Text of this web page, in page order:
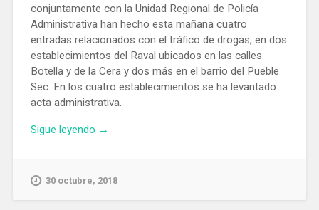
conjuntamente con la Unidad Regional de Policía
Administrativa han hecho esta mañana cuatro
entradas relacionados con el tráfico de drogas, en dos
establecimientos del Raval ubicados en las calles
Botella y de la Cera y dos más en el barrio del Pueble
Sec. En los cuatro establecimientos se ha levantado
acta administrativa.
Sigue leyendo «Los
cuatro
→
30 octubre, 2018